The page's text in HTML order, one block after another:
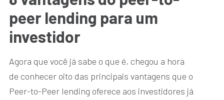
peer lending para um
investidor
Agora que você já sabe o que é, chegou a hora
de conhecer oito das principais vantagens que o
Peer-to-Peer lending oferece aos investidores já